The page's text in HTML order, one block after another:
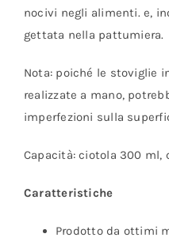
nocivi negli alimenti. e,
gettata nella pattumiera.
Nota: poiché le stoviglie
realizzate a mano,
imperfezioni sulla
Capacità: ciotola 300 ml,
Caratteristiche
Prodotto da ottimi